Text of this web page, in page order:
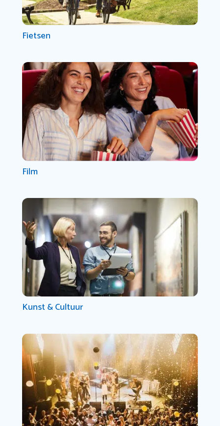
Fietsen
Film
Kunst & Cultuur